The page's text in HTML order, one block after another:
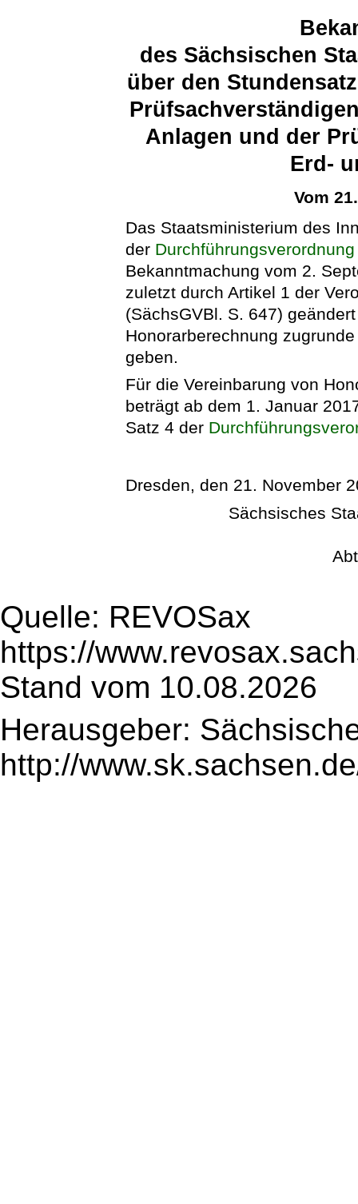
des Sächsischen
über den
Anlagen und der
Erd-
Vom
Das Staatsministerium des
der
Bekanntmachung vom 2.
zuletzt durch Artikel 1 der
(SächsGVBl. S. 647)
Honorarberechnung
geben.
Für die Vereinbarung von
beträgt ab dem 1. Januar
Satz 4 der
Dresden, den 21. November
Sächsisches
Quelle: REVOSax
https://
Stand vom 10.08.2026
Herausgeber:
http://